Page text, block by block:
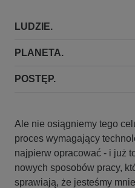
LUDZIE.
PLANETA.
POSTĘP.
Ale nie osiągniemy tego
proces wymagający
najpierw opracować - i już
nowych sposobów pracy,
sprawiają, że jesteśmy